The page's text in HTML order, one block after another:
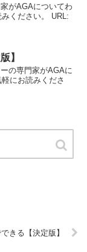
がAGAについてわ
みください。 URL:
】
の専門家がAGAに
にお読みくださ
がAGAについてわ
みください。 URL:
きる【決定版】